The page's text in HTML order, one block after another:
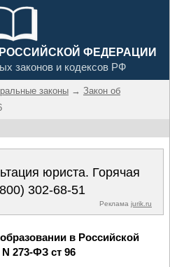
ФЕДЕРАЦИИ
законов и кодексов РФ
законы → Закон об
юриста. Горячая
302-68-51
Реклама jurik.ru
в Российской
273-ФЗ ст 96